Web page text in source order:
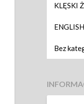
KLĘSKI
ENGLISH
Bez